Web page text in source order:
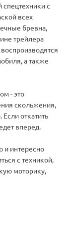
с
всех
бревна,
трейлера
а также
- это
скольжения,
откатить
вперед.
и интересно
с техникой,
моторику,